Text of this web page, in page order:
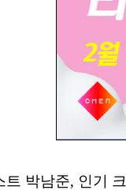
트 박남준, 인기